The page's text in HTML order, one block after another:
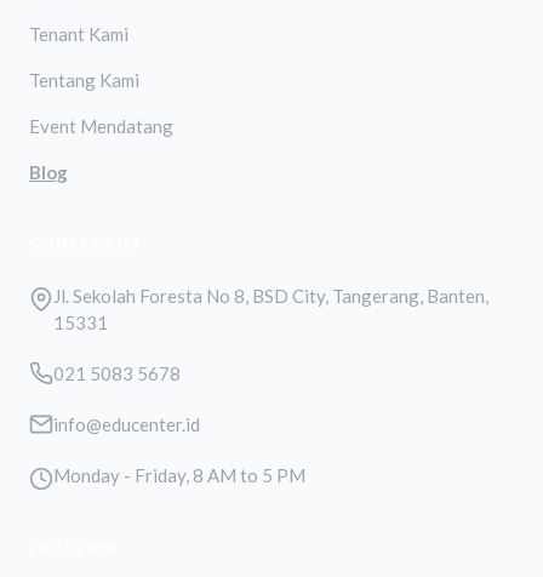
Tenant Kami
Tentang Kami
Event Mendatang
Blog
Jl. Sekolah Foresta No 8, BSD City, Tangerang, Banten,
15331
021 5083 5678
info@educenter.id
Monday - Friday, 8 AM to 5 PM